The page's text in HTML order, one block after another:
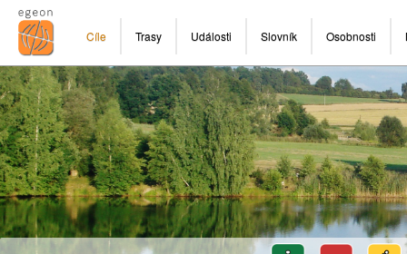
Cíle Trasy Události Slovník Osobnosti